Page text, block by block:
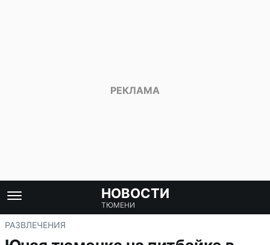
НОВОСТИ
ТЮМЕНИ
РАЗВЛЕЧЕНИЯ